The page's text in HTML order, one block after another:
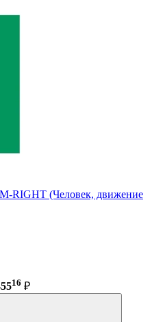
RIGHT (Человек, движение
16 ₽